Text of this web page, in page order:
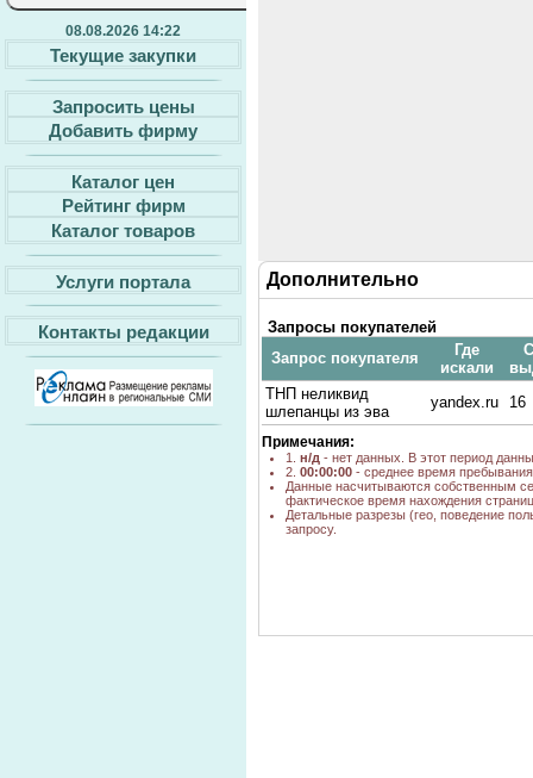
08.08.2026 14:22
Текущие закупки
Запросить цены
Добавить фирму
Каталог цен
Рейтинг фирм
Каталог товаров
Услуги портала
Контакты редакции
Дополнительно
Запросы покупателей
Запрос покупателя
Где
искали
ТНП неликвид
шлепанцы из эва
yandex.ru 16
Примечания:
1. н/д - нет данных. В этот период
2. 00:00:00 - среднее время
Данные насчитываются собственным
фактическое время нахождения
Детальные разрезы (гео, поведение
запросу.